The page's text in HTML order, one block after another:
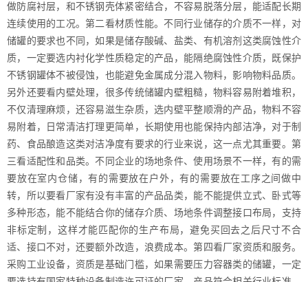
做防腐衬层，和不锈钢壳体紧密结合，不容易脱落分层，能适配长期
连续使用的工况。第二看材质性能。不同行业储存的介质不一样，对
储罐的要求也不同，如果是储存酸碱、盐类、有机溶剂这类腐蚀性介
质，一定要选内衬化学性质稳定的产品，能隔绝腐蚀性介质，既保护
不锈钢罐体不被侵蚀，也能避免金属成分混入物料，影响物料品质。
另外还要看内壁处理，很多传统储罐内壁粗糙，物料容易附着堆积，
不仅清理麻烦，还容易滋生杂质，选内壁平整顺滑的产品，物料不容
易附着，日常清洁打理更简单，长期使用也能保持内部洁净，对于制
药、食品酿造这类对洁净度有要求的行业来说，这一点尤其重要。第
三看适配性和品类。不同企业的场地条件、使用场景不一样，有的需
要放在室内仓储，有的需要放在户外，有的需要放在工序之间做中
转，所以要看厂家有没有丰富的产品品类，能不能提供立式、卧式等
多种形态，能不能结合你的储存介质、场地条件调整接口布局，支持
非标定制，这样才能匹配你的生产布局，避免买回去之后尺寸不合
适、接口不对，还要额外改造，浪费成本。第四看厂家资质和服务。
采购工业设备，资质是基础门槛，如果需要压力容器类的储罐，一定